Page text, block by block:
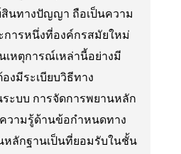
สินทางปัญญา ถือเป็นความ
การหนึ่งที่องค์กรสมัยใหม่
เหตุการณ์เหล่านี้อย่างมี
งมีระเบียบวิธีทาง
ะบบ การจัดการพยานหลัก
วามรู้ด้านข้อกำหนดทาง
หลักฐานเป็นที่ยอมรับในชั้น